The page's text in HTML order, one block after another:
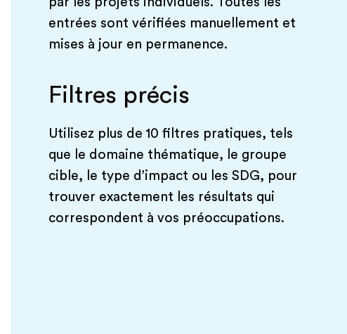
entrées sont vérifiées manuellement et
mises à jour en permanence.
Filtres précis
Utilisez plus de 10 filtres pratiques, tels
que le domaine thématique, le groupe
cible, le type d’impact ou les SDG, pour
trouver exactement les résultats qui
correspondent à vos préoccupations.